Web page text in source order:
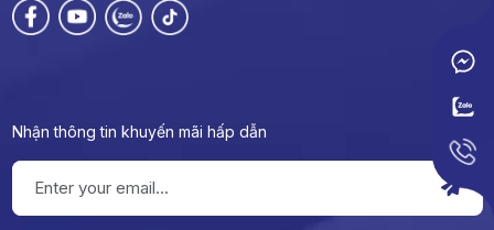
Nhận thông tin khuyến mãi hấp dẫn